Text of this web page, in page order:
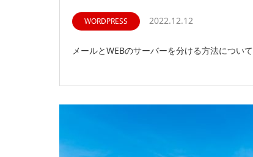
WORDPRESS 2022.12.12
メールとWEBのサーバーを分ける方法について